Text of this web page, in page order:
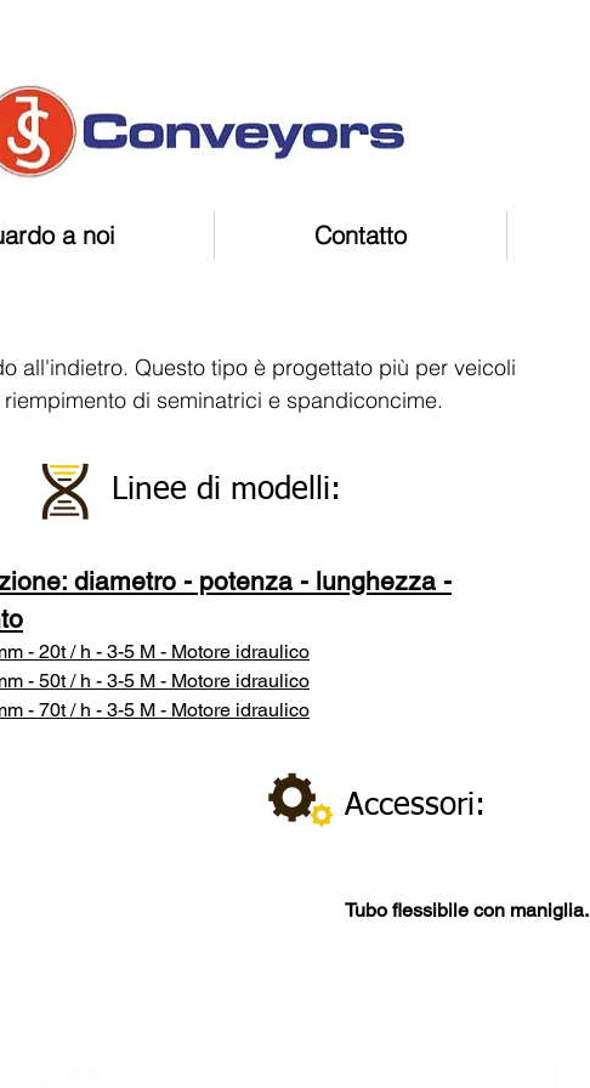
a noi Contatto
all'indietro. Questo tipo è progettato più per veicoli
di seminatrici e spandiconcime.
Linee di modelli:
diametro - potenza - lunghezza -
- 20t / h - 3-5 M - Motore idraulico
- 50t / h - 3-5 M - Motore idraulico
- 70t / h - 3-5 M - Motore idraulico
Accessori:
Tubo flessibile con maniglia.